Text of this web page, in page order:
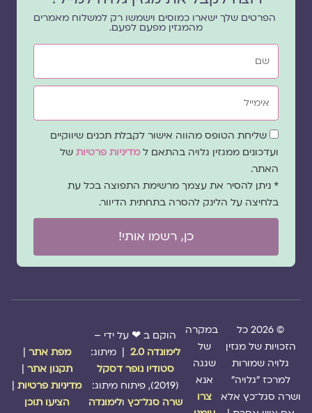
הפרטים שלך ישארו כמוסים וישמשו רק למשלוח מאמרים
מהמגזין מפעם לפעם.
שם
אימייל
שדהשליחת הטופס מהווה אישור לקבלת תכנים שיווקיים
ועדכונים ממגזין גלויה בהתאם ל מדיניות פרטיותשל
האתר.
* ניתן להסיר את עצמך מרשימת התפוצה בכל עת
בלחיצה על הלינק להסרה בתחתית הדיוור.
כן, רשמו אותי!
© 2026 כל
הזכויות של מגזין
גלויה שמורות
למרכז "גלויה"
ושרה סגל־כץ אלא
במקרה
של
שגגה
אנא
צרו
הוקם ב ❤ על ידי –
לימונדה 2.0
| מיתוג:
סטודיו נופר דסקל
שרה סגל־כץולימונדה
מפת אתר|
תקנון אתר|
מדיניות פרטיות|
הציעו תוכן